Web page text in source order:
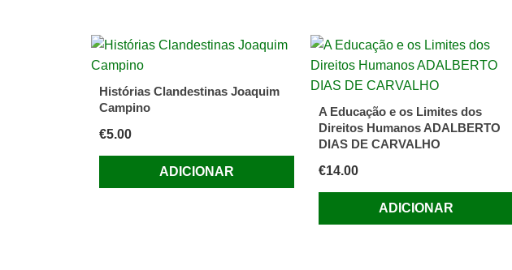
Histórias Clandestinas Joaquim
Campino
€5.00
ADICIONAR
A Educação e os Limites dos
Direitos Humanos ADALBERTO
DIAS DE CARVALHO
€14.00
ADICIONAR